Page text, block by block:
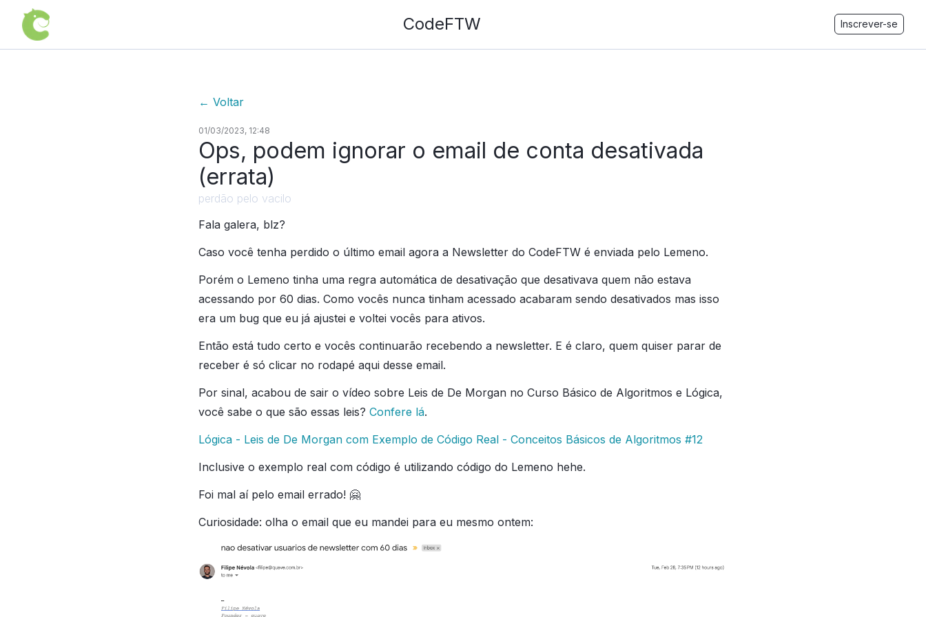
CodeFTW Inscrever-se
← Voltar
01/03/2023, 12:48
Ops, podem ignorar o email de conta desativada
(errata)
perdão pelo vacilo
Fala galera, blz?
Caso você tenha perdido o último email agora a Newsletter do CodeFTW é enviada pelo Lemeno.
Porém o Lemeno tinha uma regra automática de desativação que desativava quem não estava
acessando por 60 dias. Como vocês nunca tinham acessado acabaram sendo desativados mas isso
era um bug que eu já ajustei e voltei vocês para ativos.
Então está tudo certo e vocês continuarão recebendo a newsletter. E é claro, quem quiser parar de
receber é só clicar no rodapé aqui desse email.
Por sinal, acabou de sair o vídeo sobre Leis de De Morgan no Curso Básico de Algoritmos e Lógica,
você sabe o que são essas leis? Confere lá.
Lógica - Leis de De Morgan com Exemplo de Código Real - Conceitos Básicos de Algoritmos #12
Inclusive o exemplo real com código é utilizando código do Lemeno hehe.
Foi mal aí pelo email errado! 🤗
Curiosidade: olha o email que eu mandei para eu mesmo ontem: